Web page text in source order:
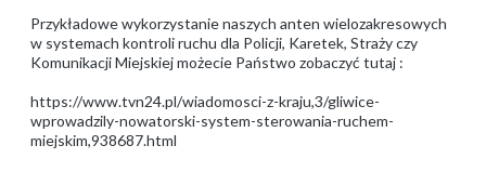
Przykładowe wykorzystanie naszych anten wielozakresowych
w systemach kontroli ruchu dla Policji, Karetek, Straży czy
Komunikacji Miejskiej możecie Państwo zobaczyć tutaj :
https://www.tvn24.pl/wiadomosci-z-kraju,3/gliwice-
wprowadzily-nowatorski-system-sterowania-ruchem-
miejskim,938687.html